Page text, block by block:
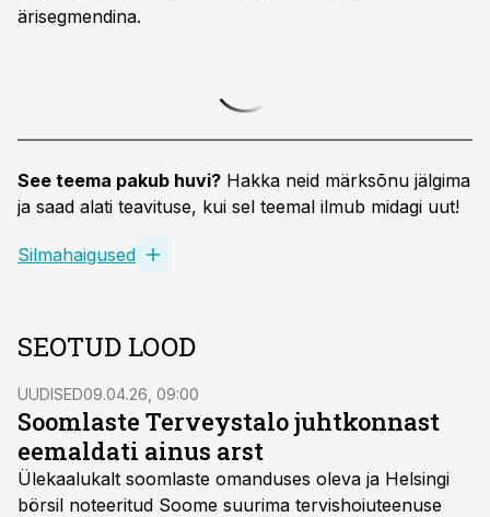
ärisegmendina.
See teema pakub huvi? Hakka neid märksõnu jälgima
ja saad alati teavituse, kui sel teemal ilmub midagi uut!
Silmahaigused
SEOTUD LOOD
UUDISED09.04.26, 09:00
Soomlaste Terveystalo juhtkonnast
eemaldati ainus arst
Ülekaalukalt soomlaste omanduses oleva ja Helsingi
börsil noteeritud Soome suurima tervishoiuteenuse